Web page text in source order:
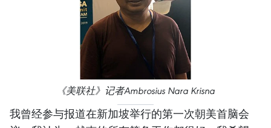
《美联社》记者Ambrosius Nara Krisna
我曾经参与报道在新加坡举行的第一次朝美首脑会